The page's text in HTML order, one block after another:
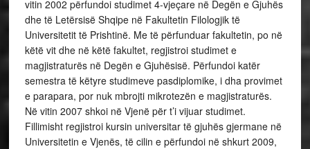
vitin 2002 përfundoi studimet 4-vjeçare në Degën e Gjuhës
dhe të Letërsisë Shqipe në Fakultetin Filologjik të
Universitetit të Prishtinë. Me të përfunduar fakultetin, po në
këtë vit dhe në këtë fakultet, regjistroi studimet e
magjistraturës në Degën e Gjuhësisë. Përfundoi katër
semestra të këtyre studimeve pasdiplomike, i dha provimet
e parapara, por nuk mbrojti mikrotezën e magjistraturës.
Në vitin 2007 shkoi në Vjenë për t’i vijuar studimet.
Fillimisht regjistroi kursin universitar të gjuhës gjermane në
Universitetin e Vjenës, të cilin e përfundoi në shkurt 2009,